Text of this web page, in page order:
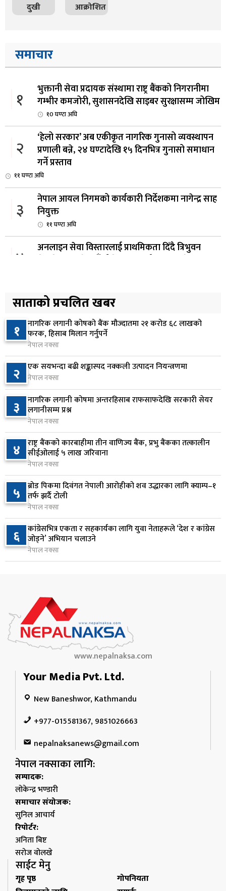
दुखी आक्रोशित
समाचार
१
भुक्तानी सेवा प्रदायक संस्थामा राष्ट्र बैंकको निगरानीमा
गम्भीर कमजोरी, सुशासनदेखि साइबर सुरक्षासम्म जोखिम
१0 घण्टा अघि
२
‘हेलो सरकार’ अब एकीकृत नागरिक गुनासो व्यवस्थापन
प्रणाली बन्ने, २४ घण्टादेखि १५ दिनभित्र गुनासो समाधान
गर्ने प्रस्ताव
११ घण्टा अघि
३
नेपाल आयल निगमको कार्यकारी निर्देशकमा नागेन्द्र साह
नियुक्त
११ घण्टा अघि
४
अनलाइन सेवा विस्तारलाई प्राथमिकता दिँदै त्रिभुवन
५
सरकारद्वारा राष्ट्रसेवक कर्मचारीको नयाँ तलबमान
स्वीकृत, न्यूनतम तलब २८ हजार ९८४ रुपैयाँ
१३ घण्टा अघि
६
सिद्धबाबा सुरुङ निर्माणमा ३ अर्ब १ करोड खर्च, २०८३
फागुनको समयसीमा
२0 घण्टा अघि
७
निम्सदाइसहित चार पर्वतारोहीको शव बेस क्याम्पमा
ल्याइयो
१ दिन अघि
८
सुनसरी र सिरहाका घटनाका पीडितलाई राहत र उपचार
दिने सरकारको निर्णय
१ दिन अघि
९
कृषि क्षेत्रलाई आत्मनिर्भर बनाउने लक्ष्यसहित राष्ट्रिय कृषि
नीति २०८३ जारी
१ दिन अघि
१० नेपाल टेलिकमले बक्यौता महसुलमा जरिवाना छुट दिने
१ दिन अघि
साताको प्रचलित खबर
१ नागरिक लगानी कोषको बैंक मौज्दातमा २१ करोड ६८ लाखको
फरक, हिसाब मिलान गर्नुपर्ने
नेपाल नक्सा
२ एक सयभन्दा बढी शङ्कास्पद नक्कली उत्पादन नियन्त्रणमा
नेपाल नक्सा
३ नागरिक लगानी कोषमा अन्तरहिसाब राफसाफदेखि सरकारी सेयर
लगानीसम्म प्रश्न
नेपाल नक्सा
४ राष्ट्र बैंकको कारबाहीमा तीन वाणिज्य बैंक, प्रभु बैंकका तत्कालीन
सीईओलाई ५ लाख जरिवाना
नेपाल नक्सा
५ ब्रोड पिकमा दिवंगत नेपाली आरोहीको शव उद्धारका लागि क्याम्प–१
तर्फ झर्दै टोली
नेपाल नक्सा
६ कांग्रेसभित्र एकता र सहकार्यका लागि युवा नेताहरूले ‘देश र कांग्रेस
जोड्ने’ अभियान चलाउने
नेपाल नक्सा
www.nepalnaksa.com
Your Media Pvt. Ltd.
New Baneshwor, Kathmandu
+977-015581367, 9851026663
nepalnaksanews@gmail.com
नेपाल नक्साका लागि:
सम्पादक:
लोकेन्द्र भण्डारी
समाचार संयोजक:
सुनिल आचार्य
रिपोर्टर:
अनिता बिष्ट
सरोज वोलखे
साईट मेनु
गृह पृष्ठ
गोपनियता